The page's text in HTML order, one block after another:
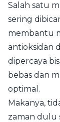
Salah satu
sering
membantu
antioksidan
dipercaya
bebas dan
optimal.
Makanya,
zaman dulu